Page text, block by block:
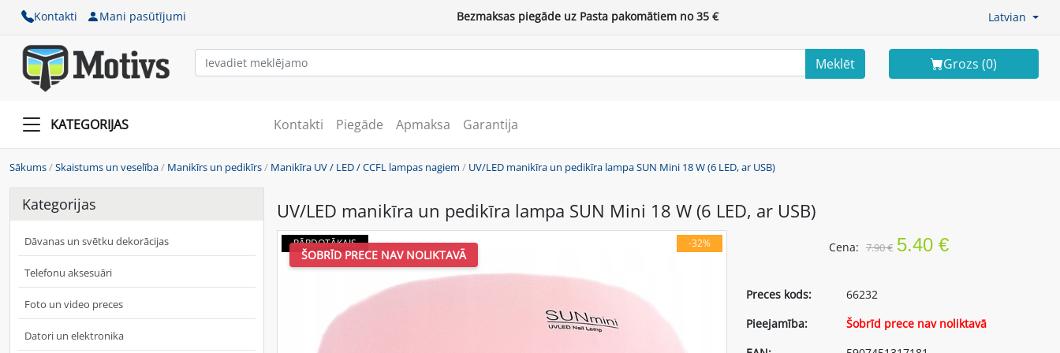
Kontakti Mani pasūtījumi Bezmaksas piegāde uz Pasta pakomātiem no 35 € Latvian
Meklēt Grozs (0)
KATEGORIJAS Kontakti Piegāde Apmaksa Garantija
Sākums/Skaistums un veselība/ Manikīrs un pedikīrs/ Manikīra UV / LED / CCFL lampas nagiem / UV/LED manikīra un pedikīra lampa SUN Mini 18 W (6 LED, ar USB)
Kategorijas
Dāvanas un svētku dekorācijas
Telefonu aksesuāri
Foto un video preces
Datori un elektronika
UV/LED manikīra un pedikīra lampa SUN Mini 18 W (6 LED, ar USB)
PĀRDOTĀKAIS -32%
ŠOBRĪD PRECE NAV NOLIKTAVĀ
Cena: 7.90 € 5.40 €
Preces kods:
66232
Pieejamība:
Šobrīd prece nav noliktavā